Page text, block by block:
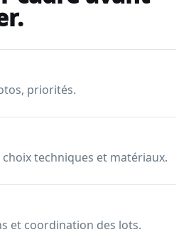
priorités.
techniques et matériaux.
et coordination des lots.